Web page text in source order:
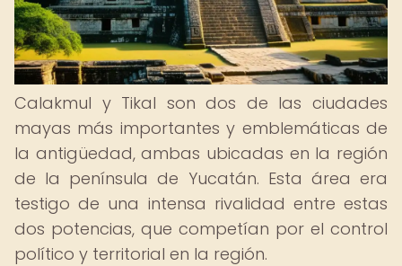
Calakmul y Tikal son dos de las ciudades
mayas más importantes y emblemáticas de
la antigüedad, ambas ubicadas en la región
de la península de Yucatán. Esta área era
testigo de una intensa rivalidad entre estas
dos potencias, que competían por el control
político y territorial en la región.